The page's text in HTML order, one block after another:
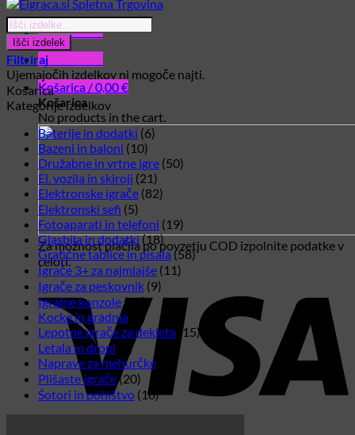
Glavni meni
Glavni meni
Košarica /0,00€
Košarica
No products in the cart.
Za možnost plačila po povzetju COD izpolnite podatke v
celoti.
Products
search
Išči izdelek
Filtriraj
Ujemajočih izdelkov ni mogoče najti.
Košarica
Kategorije izdelkov
Baterije in dodatki (6)
Bazeni in baloni (10)
Družabne in vrtne igre (50)
El. vozila in skiroji (21)
Elektronske igrače (82)
Elektronski sefi (5)
Fotoaparati in telefoni (19)
Glasbila in dodatki(18)
Grafične tablice in pisala (58)
Igrače 3+ za najmlajše (11)
Igrače za peskovnik (9)
Igralne konzole(11)
Kocke in gradnja
(6)
Lepotne igrače za dekleta (15)
Letala in droni
(4)
Naprave za mehurčke
Plišaste igrače(20)
Šotori in pohištvo (16)